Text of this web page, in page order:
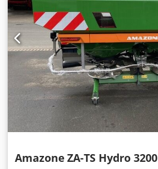
Amazone ZA-TS Hydro